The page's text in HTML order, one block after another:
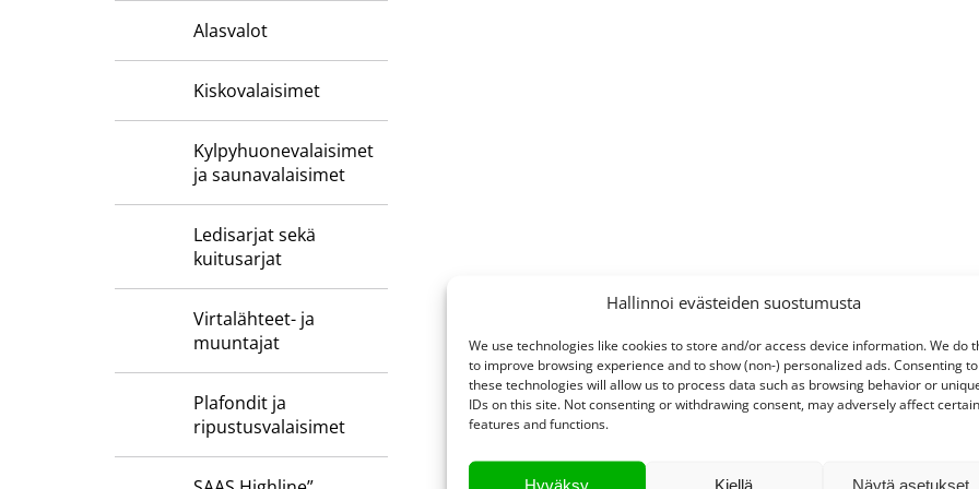
Hallinnoi evästeiden suostumusta
We use technologies like cookies to store and/or access device information. We do
to improve browsing experience and to show (non-) personalized ads. Consenting to
these technologies will allow us to process data such as browsing behavior or
IDs on this site. Not consenting or withdrawing consent, may adversely affect certain
features and functions.
Hyväksy Kiellä Näytä asetukset
Alasvalot
Kiskovalaisimet
Kylpyhuone­valaisimet
ja saunavalaisimet
Ledisarjat sekä
kuitusarjat
Virtalähteet- ja
muuntajat
Plafondit ja
ripustusvalaisimet